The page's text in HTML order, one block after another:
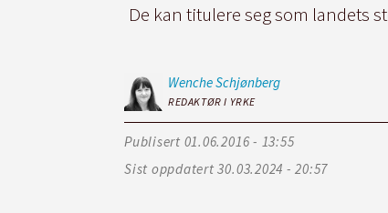
De kan titulere seg som landets
WencheSchjønberg
REDAKTØR I YRKE
Publisert
01.06.2016 - 13:55
Sist oppdatert
30.03.2024 - 20:57